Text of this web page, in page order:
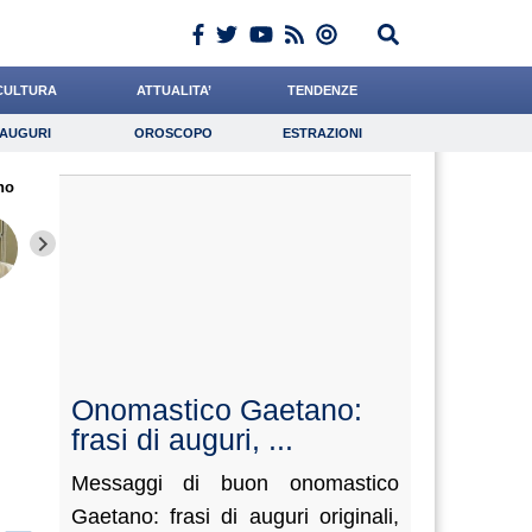
ATTUALITA’ TENDENZE
Auguri Oroscopo Estrazioni
AUGURI OROSCOPO ESTRAZIONI
Onomastico Gaetano:
frasi di auguri, ...
Messaggi di buon onomastico
Gaetano: frasi di auguri originali,